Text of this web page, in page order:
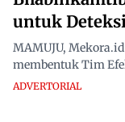
untuk
MAMUJU,
membentuk Tim
ADVERTORIAL